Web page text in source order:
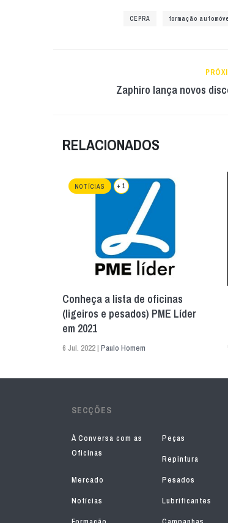
CEPRA formação automóvel
Zaphiro lança novos
RELACIONADOS
NOTÍCIAS + 1
Conheça a lista de oficinas
(ligeiros e pesados) PME Líder
em 2021
6 Jul. 2022 | Paulo Homem
SECÇÕES
À Conversa com as
Oficinas
Peças
Repintura
Mercado
Pesados
Notícias
Lubrificantes